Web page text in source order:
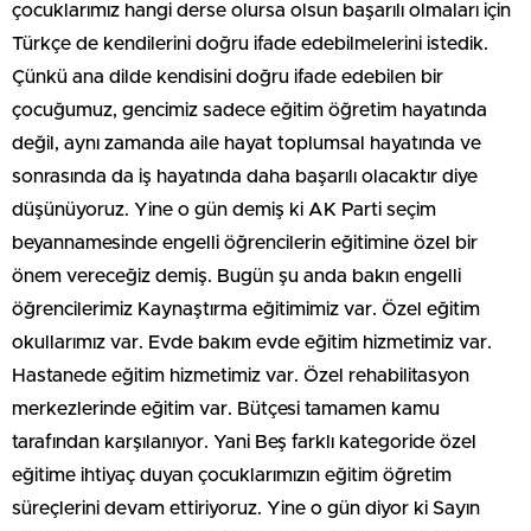
çocuklarımız hangi derse olursa olsun başarılı olmaları için
Türkçe de kendilerini doğru ifade edebilmelerini istedik.
Çünkü ana dilde kendisini doğru ifade edebilen bir
çocuğumuz, gencimiz sadece eğitim öğretim hayatında
değil, aynı zamanda aile hayat toplumsal hayatında ve
sonrasında da iş hayatında daha başarılı olacaktır diye
düşünüyoruz. Yine o gün demiş ki AK Parti seçim
beyannamesinde engelli öğrencilerin eğitimine özel bir
önem vereceğiz demiş. Bugün şu anda bakın engelli
öğrencilerimiz Kaynaştırma eğitimimiz var. Özel eğitim
okullarımız var. Evde bakım evde eğitim hizmetimiz var.
Hastanede eğitim hizmetimiz var. Özel rehabilitasyon
merkezlerinde eğitim var. Bütçesi tamamen kamu
tarafından karşılanıyor. Yani Beş farklı kategoride özel
eğitime ihtiyaç duyan çocuklarımızın eğitim öğretim
süreçlerini devam ettiriyoruz. Yine o gün diyor ki Sayın